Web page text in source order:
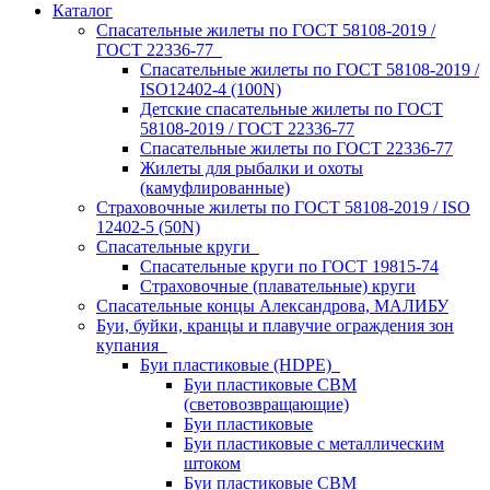
Каталог
Спасательные жилеты по ГОСТ 58108-2019 /
ГОСТ 22336-77
Спасательные жилеты по ГОСТ 58108-2019 /
ISO12402-4 (100N)
Детские спасательные жилеты по ГОСТ
58108-2019 / ГОСТ 22336-77
Спасательные жилеты по ГОСТ 22336-77
Жилеты для рыбалки и охоты
(камуфлированные)
Страховочные жилеты по ГОСТ 58108-2019 / ISO
12402-5 (50N)
Спасательные круги
Спасательные круги по ГОСТ 19815-74
Страховочные (плавательные) круги
Спасательные концы Александрова, МАЛИБУ
Буи, буйки, кранцы и плавучие ограждения зон
купания
Буи пластиковые (HDPE)
Буи пластиковые СВМ
(световозвращающие)
Буи пластиковые
Буи пластиковые с металлическим
штоком
Буи пластиковые СВМ